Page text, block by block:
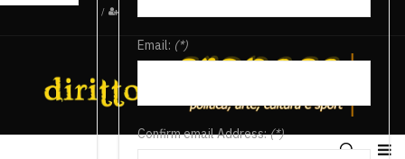
/
Email: (*)
Confirm email Address:(*)